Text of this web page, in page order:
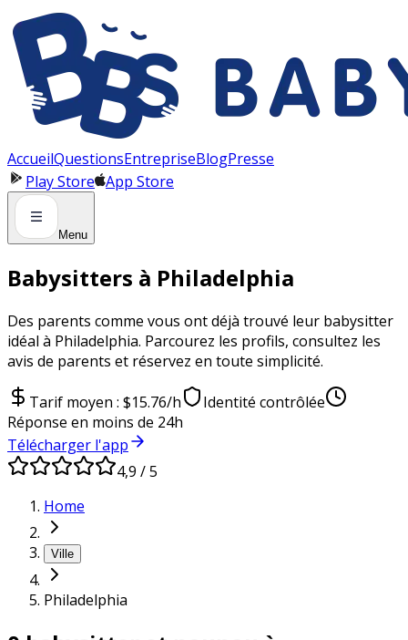
AccueilQuestionsEntrepriseBlogPresse
Play Store App Store
Menu
Babysitters à Philadelphia
Des parents comme vous ont déjà trouvé leur babysitter
idéal à Philadelphia. Parcourez les profils, consultez les
avis de parents et réservez en toute simplicité.
Tarif moyen : $15.76/h
Identité contrôlée
Réponse en moins de 24h
Télécharger l'app
4,9 / 5
Home
Ville
Philadelphia
Panneau de gestion des cookies